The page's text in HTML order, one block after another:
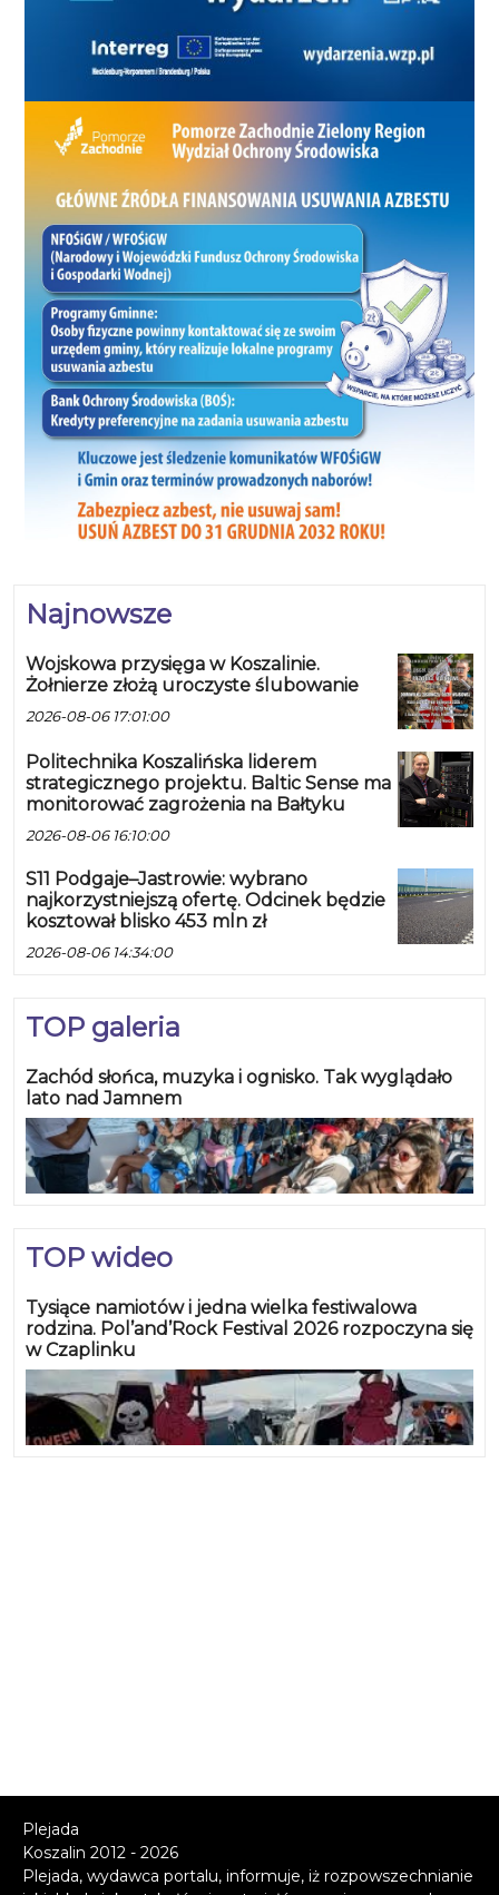
Najnowsze
Wojskowa przysięga w Koszalinie.
Żołnierze złożą uroczyste ślubowanie
2026-08-06 17:01:00
Politechnika Koszalińska liderem
strategicznego projektu. Baltic Sense ma
monitorować zagrożenia na Bałtyku
2026-08-06 16:10:00
S11 Podgaje–Jastrowie: wybrano
najkorzystniejszą ofertę. Odcinek będzie
kosztował blisko 453 mln zł
2026-08-06 14:34:00
TOP galeria
Zachód słońca, muzyka i ognisko. Tak wyglądało
lato nad Jamnem
TOP wideo
Tysiące namiotów i jedna wielka festiwalowa
rodzina. Pol’and’Rock Festival 2026 rozpoczyna się
w Czaplinku
Plejada
Koszalin 2012 - 2026
Plejada, wydawca portalu, informuje, iż rozpowszechnianie